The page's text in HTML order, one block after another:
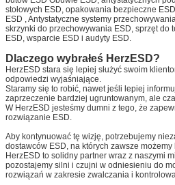
stołowych ESD, opakowania bezpieczne
ESD , Antystatyczne systemy
skrzynki do przechowywania ESD, sprzęt do
ESD, wsparcie ESD i audyty ESD.
Dlaczego wybrałeś HerzESD?
HerzESD stara się lepiej służyć swoim
odpowiedzi wyjaśniające.
Staramy się to robić, nawet jeśli lepiej
zaprzeczenie bardziej ugruntowanym, ale
W HerzESD jesteśmy dumni z tego, że
rozwiązanie ESD.
Aby kontynuować tę wizję, potrzebujemy
dostawców ESD, na których zawsze możemy
HerzESD to solidny partner wraz z naszymi
pozostajemy silni i czujni w odniesieniu do
rozwiązań w zakresie zwalczania i